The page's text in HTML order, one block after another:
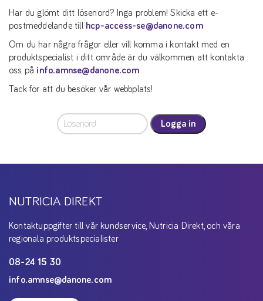
Har du glömt ditt lösenord? Inga problem! Skicka ett e-
postmeddelande till
hcp-access-se@danone.com
Om du har några frågor eller vill komma i kontakt med en
produktspecialist i ditt område är du välkommen att kontakta
oss på info.amnse@danone.com
Tack för att du besöker vår webbplats!
Logga in
NUTRICIA DIREKT
Kontaktuppgifter till vår kundservice, Nutricia Direkt, och våra
regionala produktspecialister
08-24 15 30
info.amnse@danone.com